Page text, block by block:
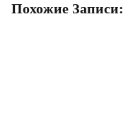
Похожие Записи: